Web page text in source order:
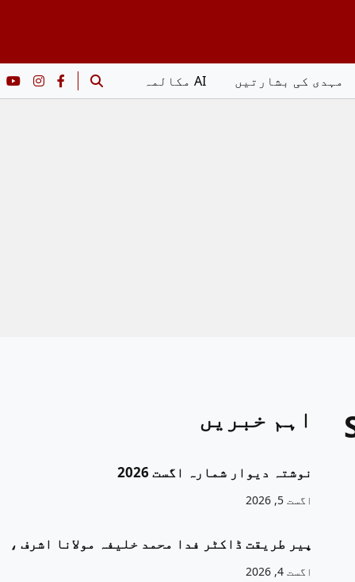
مہدی کی بشارتیں AI مکالمہ
اہم خبریں
نوشتہ دیوار شمارہ اگست 2026
اگست 5, 2026
پیر طریقت ڈاکٹر فدا محمد خلیفہ مولانا اشرف ،
اگست 4, 2026